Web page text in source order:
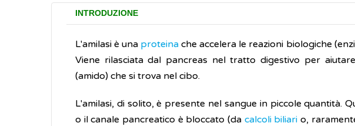
INTRODUZIONE
L'amilasi è una proteina che accelera le reazioni biologiche
Viene rilasciata dal pancreas nel tratto digestivo per
(amido) che si trova nel cibo.
L'amilasi, di solito, è presente nel sangue in piccole quantità.
o il canale pancreatico è bloccato (da calcoli biliari o,